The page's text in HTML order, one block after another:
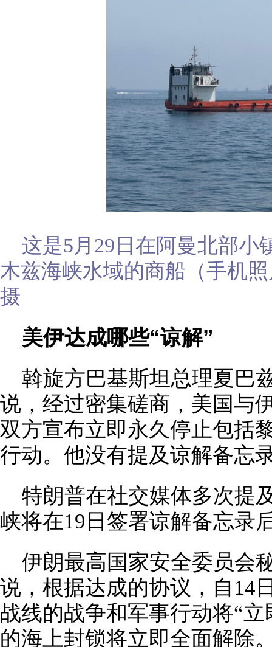
这是5月29日在阿曼北部小
木兹海峡水域的商船（手机
摄
美伊达成哪些“谅解”
斡旋方巴基斯坦总理夏巴
说，经过密集磋商，美国与
双方宣布立即永久停止包括
行动。他没有提及谅解备忘
特朗普在社交媒体多次提
峡将在19日签署谅解备忘录
伊朗最高国家安全委员会
说，根据达成的协议，自14
战线的战争和军事行动将“
的海上封锁将立即全面解除